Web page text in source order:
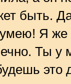
быть.
Я же
Ты у
это